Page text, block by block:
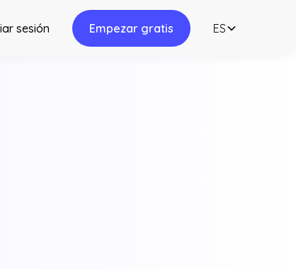
sesión Empezar gratis ES